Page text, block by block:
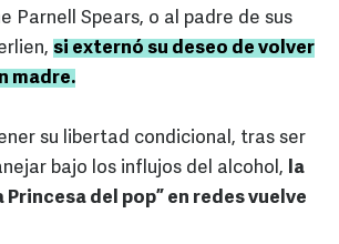
Parnell Spears, o al padre de sus
si externó su deseo de volver
madre.
su libertad condicional, tras ser
bajo los influjos del alcohol, la
del pop” en redes vuelve